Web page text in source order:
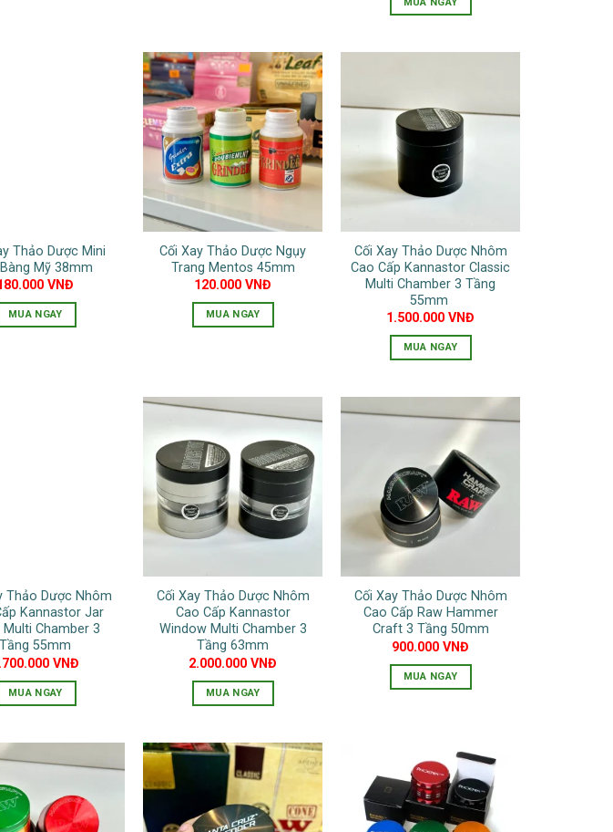
sản
này
có
nhiều
biến
thể.
Các
tùy
có
được
chọn
trên
trang
Thảo Dược Mini
Mỹ 38mm
VNĐ
MUA NGAY
Cối Xay Thảo Dược Ngụy
Trang Mentos 45mm
120.000VNĐ
MUA NGAY
Cối Xay Thảo Dược Nhôm
Cao Cấp Kannastor Classic
Multi Chamber 3 Tầng
55mm
1.500.000VNĐ
MUA NGAY
Thảo Dược Nhôm
Kannastor Jar
Multi Chamber 3
Tầng 55mm
VNĐ
MUA NGAY
nhiều
biến
Cối Xay Thảo Dược Nhôm
Cao Cấp Kannastor
Window Multi Chamber 3
Tầng 63mm
2.000.000VNĐ
MUA NGAY
này
có
nhiều
biến
Cối Xay Thảo Dược Nhôm
Cao Cấp Raw Hammer
Craft 3 Tầng 50mm
900.000VNĐ
MUA NGAY